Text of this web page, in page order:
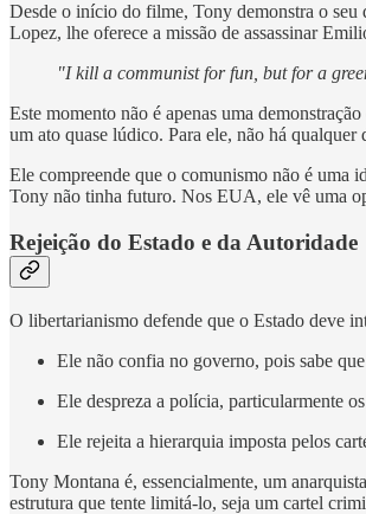
Desde o início do filme, Tony demonstra o seu
Lopez, lhe oferece a missão de assassinar
"I kill a communist for fun, but for a
Este momento não é apenas uma
um ato quase lúdico. Para ele, não há
Ele compreende que o comunismo não é uma
Tony não tinha futuro. Nos EUA, ele vê uma
Rejeição do Estado e da Autoridade
O libertarianismo defende que o Estado deve
Ele não confia no governo, pois sabe
Ele despreza a polícia, particularmente
Ele rejeita a hierarquia imposta pelos
Tony Montana é, essencialmente, um
estrutura que tente limitá-lo, seja um cartel